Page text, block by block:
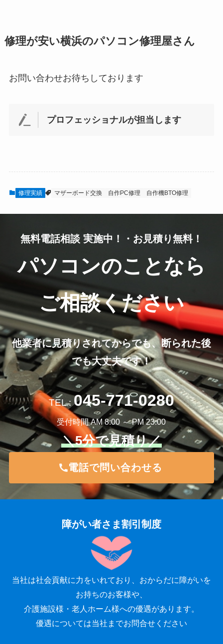
修理が安い横浜のパソコン修理屋さん
お問い合わせお待ちしております
プロフェッショナルが担当します
修理実績 マザーボード交換 自作PC修理 自作機BTO修理
無料電話相談 実施中！・お見積り無料！
パソコンのことなら
ご相談ください
他業者に見積りされてからでも、断られた後
でも大丈夫です！
TEL :045-771-0280
受付時間 AM 8:00 ～ PM 23:00
＼5分で見積り／
電話で問い合わせる
障がい者さま割引制度
当社は社会貢献に力をいれており、おからだに障がいを
お持ちのお客様や、
介護施設様・老人ホーム様への優遇があります。
優遇については当社までお問合せください